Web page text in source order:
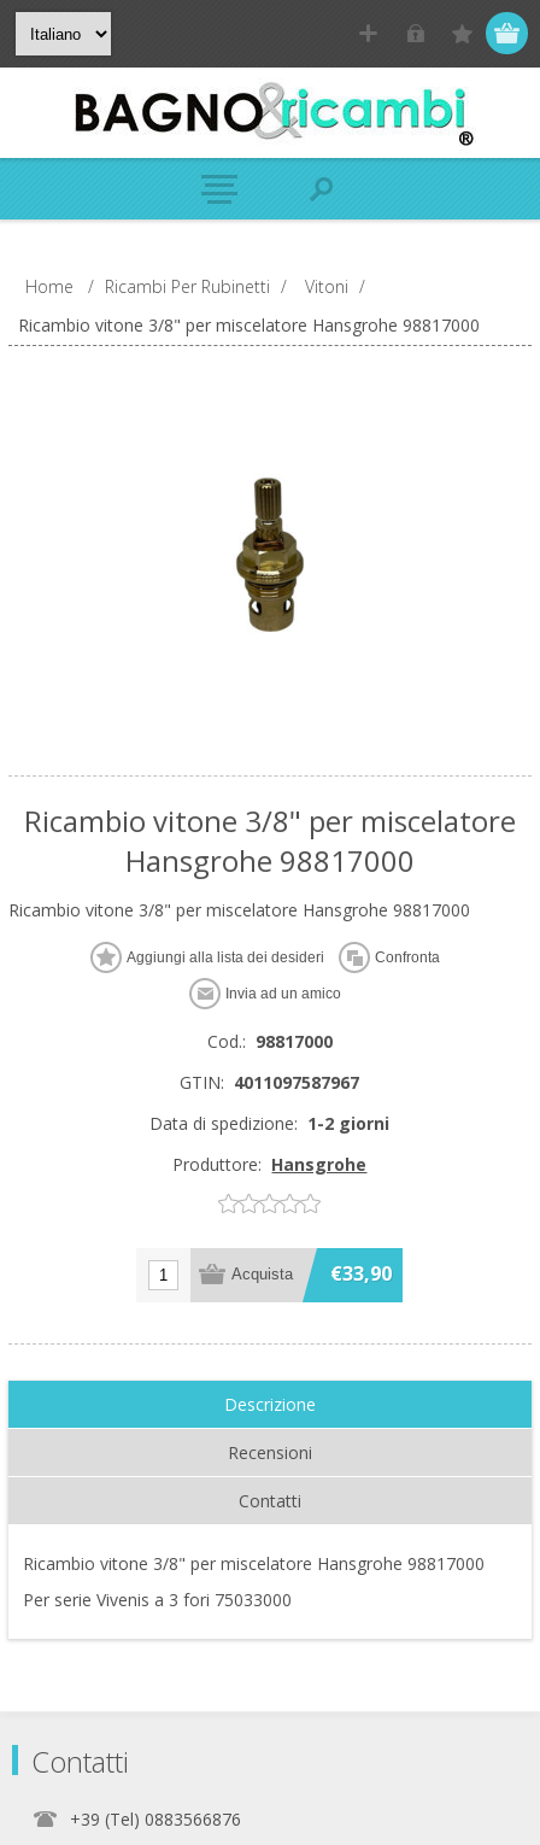
Home / Ricambi Per Rubinetti / Vitoni /
Ricambio vitone 3/8" per miscelatore Hansgrohe 98817000
Ricambio vitone 3/8" per miscelatore
Hansgrohe 98817000
Ricambio vitone 3/8" per miscelatore Hansgrohe 98817000
Cod.: 98817000
GTIN: 4011097587967
Data di spedizione: 1-2 giorni
Produttore: Hansgrohe
€33,90
Descrizione
Recensioni
Contatti
Ricambio vitone 3/8" per miscelatore Hansgrohe 98817000
Per serie Vivenis a 3 fori 75033000
Contatti
+39 (Tel) 0883566876